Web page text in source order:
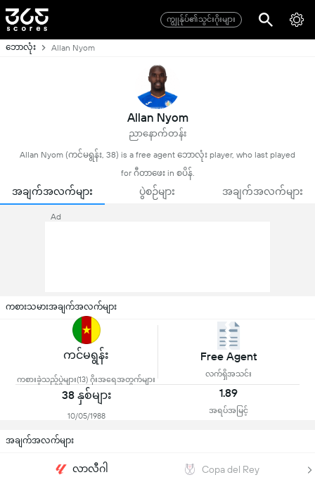
ကျွုန်ုပ်၏သွင်းဂိုးများ
ဘောလုံး Allan Nyom
Allan Nyom
ညာနောက်တန်း
Allan Nyom (ကင်မရွန်း, 38) is a free agent ဘောလုံး player, who last played
for ဂီတာဖေး in စပိန်.
အချက်အလက်များ ပွဲစဉ်များ အချက်အလက်များ
Ad
ကစားသမားအချက်အလက်များ
ကင်မရွန်း
ကစားခဲ့သည့်ပွဲများ(13) ဂိုးအရေအတွက်များ
Free Agent
လက်ရှိအသင်း
38 နှစ်များ
10/05/1988
1.89
အရပ်အမြင့်
အချက်အလက်များ
လာလီဂါ Copa del Rey